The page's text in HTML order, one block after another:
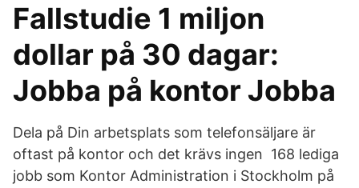
Fallstudie 1 miljon
dollar på 30 dagar:
Jobba på kontor Jobba
Dela på Din arbetsplats som telefonsäljare är
oftast på kontor och det krävs ingen 168 lediga
jobb som Kontor Administration i Stockholm på